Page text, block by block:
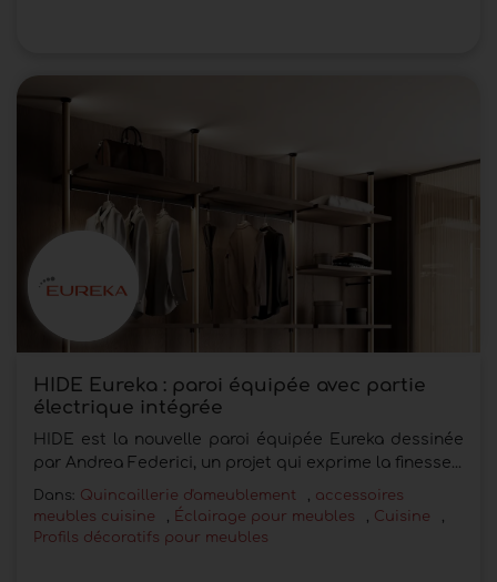
HIDE Eureka : paroi équipée avec partie
électrique intégrée
HIDE est la nouvelle paroi équipée Eureka dessinée
par Andrea Federici, un projet qui exprime la finesse...
Dans: Quincaillerie d'ameublement
accessoires
meubles cuisine
Éclairage pour meubles Cuisine
Profils décoratifs pour meubles